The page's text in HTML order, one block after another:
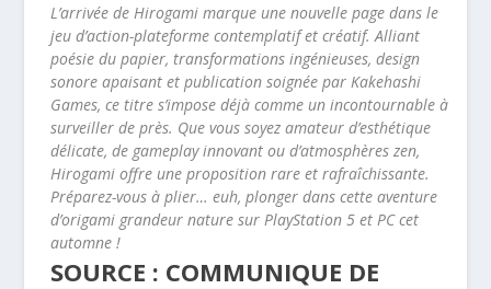
L’arrivée de Hirogami marque une nouvelle page dans le
jeu d’action-plateforme contemplatif et créatif. Alliant
poésie du papier, transformations ingénieuses, design
sonore apaisant et publication soignée par Kakehashi
Games, ce titre s’impose déjà comme un incontournable à
surveiller de près. Que vous soyez amateur d’esthétique
délicate, de gameplay innovant ou d’atmosphères zen,
Hirogami offre une proposition rare et rafraîchissante.
Préparez-vous à plier… euh, plonger dans cette aventure
d’origami grandeur nature sur PlayStation 5 et PC cet
automne !
SOURCE : COMMUNIQUE DE